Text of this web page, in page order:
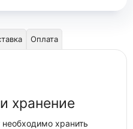
Оплата
хранение
хранить